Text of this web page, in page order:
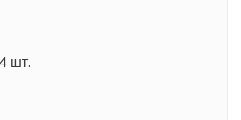
шт.